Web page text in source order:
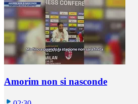
Amorim non si nasconde